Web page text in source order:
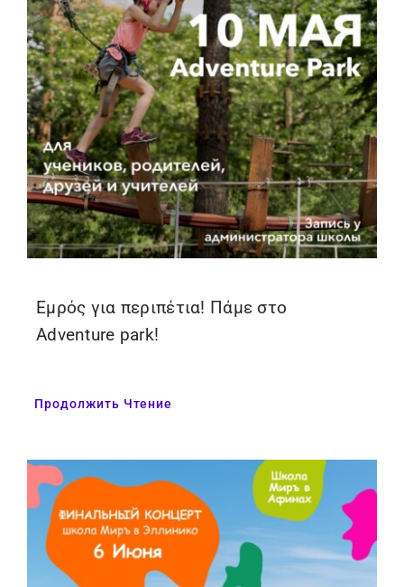
Εμρός για περιπέτια! Πάμε στο
Adventure park!
Продолжить Чтение